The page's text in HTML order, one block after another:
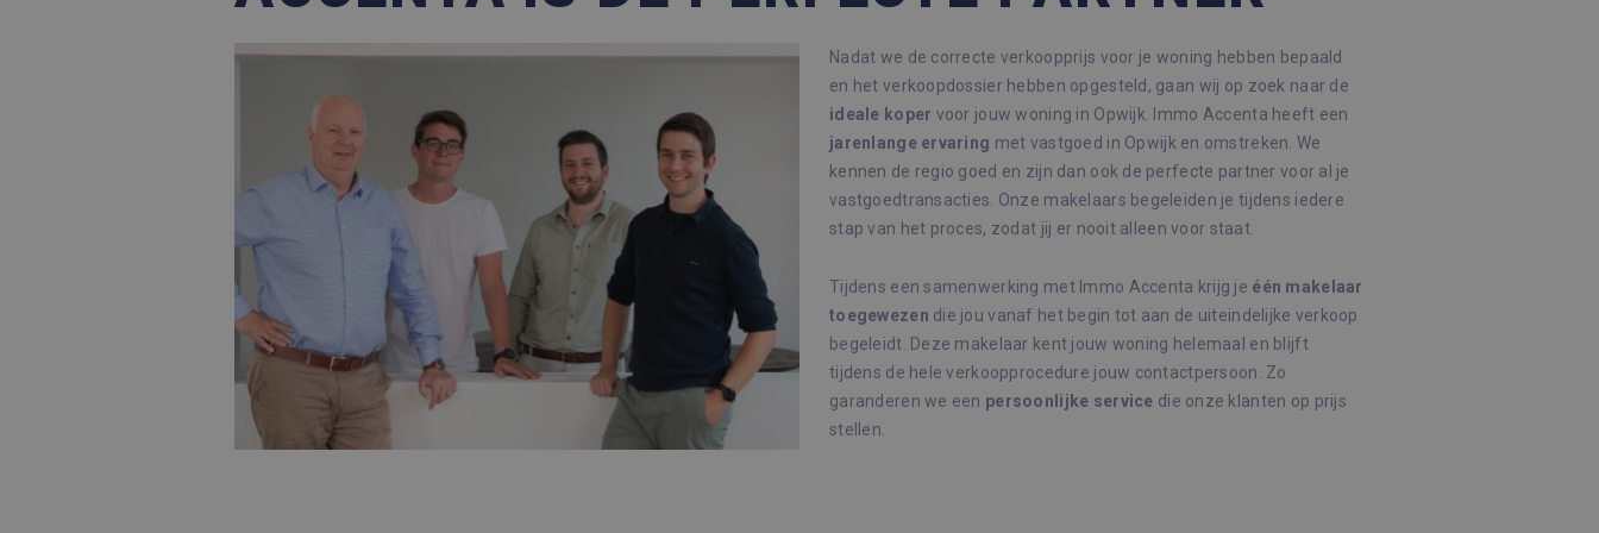
Nadat we de correcte verkoopprijs voor je woning hebben bepaald
en het verkoopdossier hebben opgesteld, gaan wij op zoek naar de
ideale koper voor jouw woning in Opwijk. Immo Accenta heeft een
jarenlange ervaring met vastgoed in Opwijk en omstreken. We
kennen de regio goed en zijn dan ook de perfecte partner voor al je
vastgoedtransacties. Onze makelaars begeleiden je tijdens iedere
stap van het proces, zodat jij er nooit alleen voor staat.
Tijdens een samenwerking met Immo Accenta krijg je één makelaar
toegewezen die jou vanaf het begin tot aan de uiteindelijke verkoop
begeleidt. Deze makelaar kent jouw woning helemaal en blijft
tijdens de hele verkoopprocedure jouw contactpersoon. Zo
garanderen we een persoonlijke service die onze klanten op prijs
stellen.